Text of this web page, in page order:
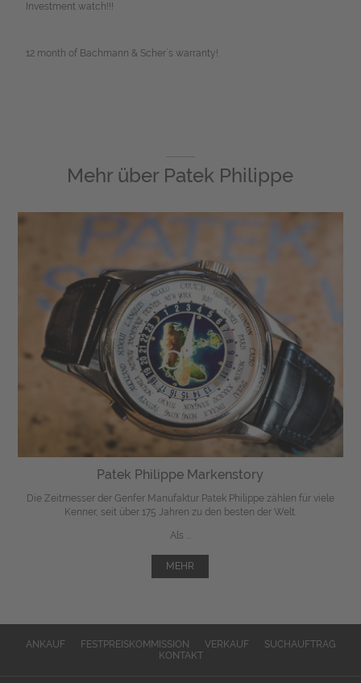
Investment watch!!!
12 month of Bachmann & Scher`s warranty!
Mehr über Patek Philippe
Patek Philippe Markenstory
Die Zeitmesser der Genfer Manufaktur Patek Philippe zählen für viele
Kenner, seit über 175 Jahren zu den besten der Welt.
Als ...
MEHR
ANKAUF FESTPREISKOMMISSION VERKAUF
SUCHAUFTRAG
KONTAKT